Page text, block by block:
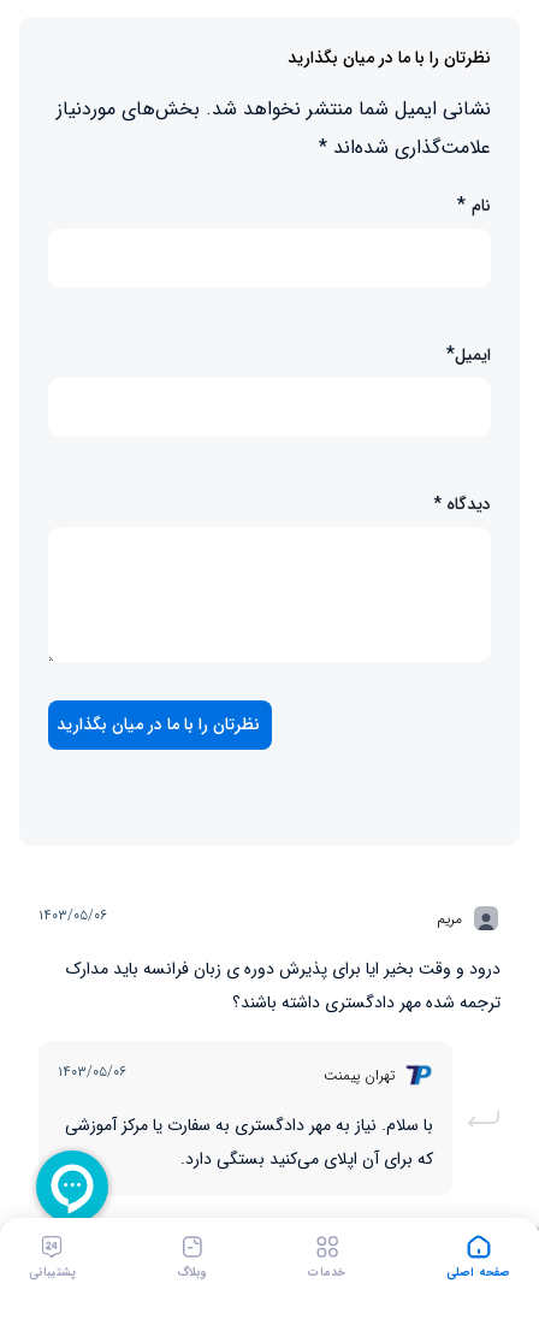
صفحه اصلی خدمات وبلاگ پشتیبانی
نظرتان را با ما در میان بگذارید
نشانی ایمیل شما منتشر نخواهد شد. بخش‌های موردنیاز
علامت‌گذاری شده‌اند *
نام *
ایمیل*
دیدگاه *
مریم ۱۴۰۳/۰۵/۰۶
درود و وقت بخیر ایا برای پذیرش دوره ی زبان فرانسه باید مدارک
ترجمه شده مهر دادگستری داشته باشند؟
تهران پیمنت ۱۴۰۳/۰۵/۰۶
با سلام. نیاز به مهر دادگستری به سفارت یا مرکز آموزشی
که برای آن اپلای می‌کنید بستگی دارد.